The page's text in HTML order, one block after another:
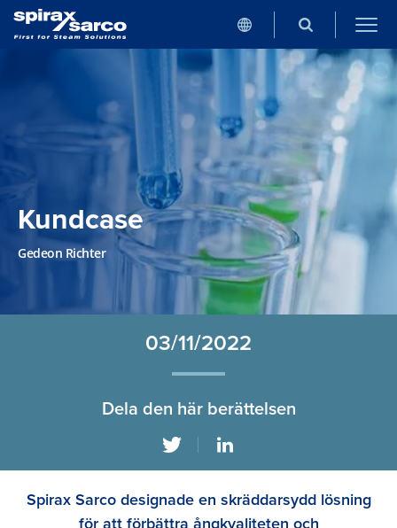
Kundcase
Gedeon Richter
03/11/2022
Dela den här berättelsen
Spirax Sarco designade en skräddarsydd lösning